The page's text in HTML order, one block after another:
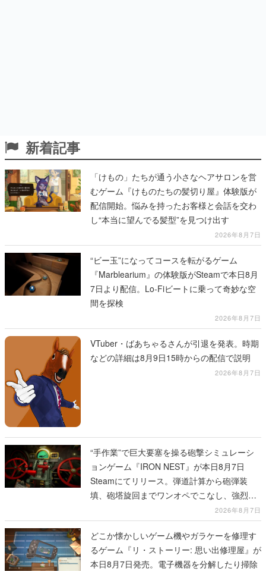
新着記事
「けもの」たちが通う小さなヘアサロンを営
むゲーム『けものたちの髪切り屋』体験版が
配信開始。悩みを持ったお客様と会話を交わ
し“本当に望んでる髪型”を見つけ出す
2026年8月7日
“ビー玉”になってコースを転がるゲーム
『Marblearium』の体験版がSteamで本日8月
7日より配信。Lo-Fiビートに乗って奇妙な空
間を探検
2026年8月7日
VTuber・ばあちゃるさんが引退を発表。時期
などの詳細は8月9日15時からの配信で説明
2026年8月7日
“手作業”で巨大要塞を操る砲撃シミュレーシ
ョンゲーム『IRON NEST』が本日8月7日
Steamにてリリース。弾道計算から砲弾装
填、砲塔旋回までワンオペでこなし、強烈な
一撃をブチかませるロマンある作品2026年8月7日
どこか懐かしいゲーム機やガラケーを修理す
るゲーム『リ・ストーリー: 思い出修理屋』が
本日8月7日発売。電子機器を分解したり掃除